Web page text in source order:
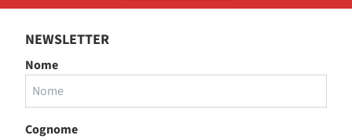
NEWSLETTER
Nome
Cognome